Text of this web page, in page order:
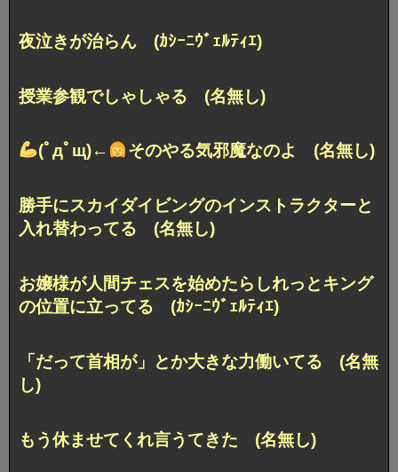
夜泣きが治らん (ｶｼｰﾆｳﾞｪﾙﾃｨｴ)
授業参観でしゃしゃる (名無し)
(ﾟдﾟщ)← そのやる気邪魔なのよ (名無し)
勝手にスカイダイビングのインストラクターと
入れ替わってる (名無し)
お嬢様が人間チェスを始めたらしれっとキング
の位置に立ってる (ｶｼｰﾆｳﾞｪﾙﾃｨｴ)
「だって首相が」とか大きな力働いてる (名無
し)
もう休ませてくれ言うてきた (名無し)